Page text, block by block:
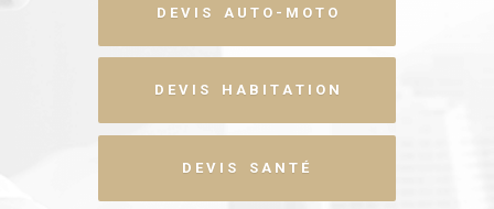
D E V I S A U T O - M O T O
D E V I S H A B I T A T I O N
D E V I S S A N T É